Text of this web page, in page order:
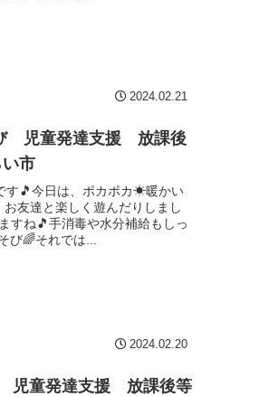
2024.02.21
児童発達支援 放課後
市
す🎵今日は、ポカポカ☀暖かい
友達と楽しく遊んだりしまし
すね🎵手消毒や水分補給もしっ
び🌈それでは...
2024.02.20
児童発達支援 放課後等